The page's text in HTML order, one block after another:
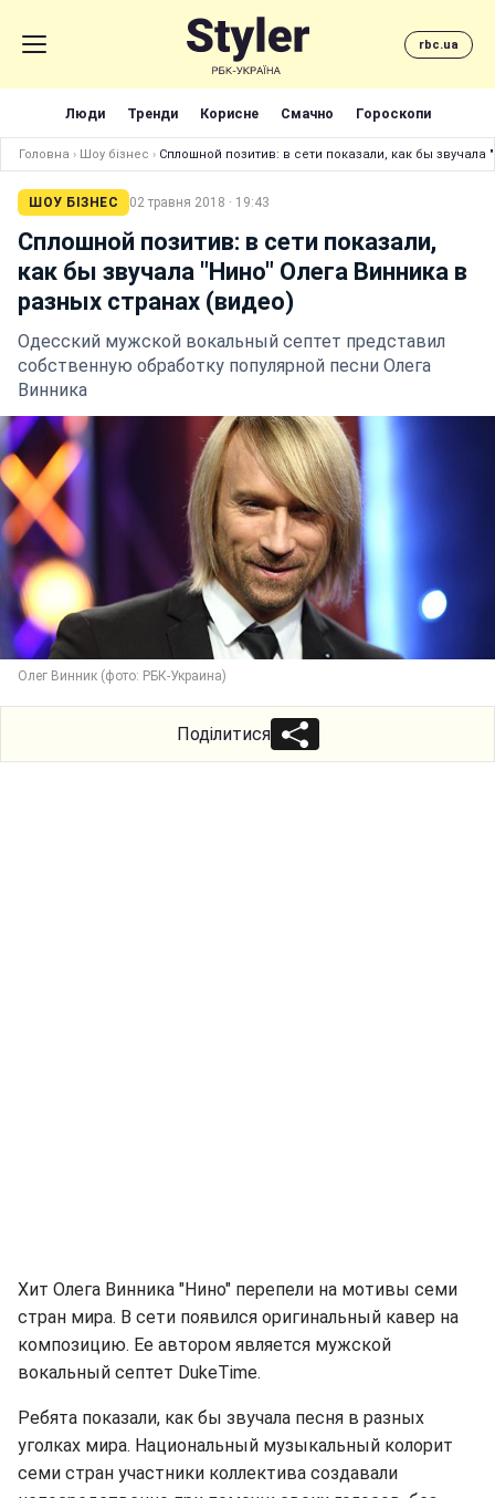
rbc.ua
Люди Тренди Корисне Смачно Гороскопи
Головна › Шоу бізнес › Сплошной позитив: в сети показали, как бы
ШОУ БІЗНЕС 02 травня 2018 · 19:43
Сплошной позитив: в сети показали,
как бы звучала "Нино" Олега Винника в
разных странах (видео)
Одесский мужской вокальный септет представил
собственную обработку популярной песни Олега
Винника
Олег Винник (фото: РБК-Украина)
Поділитися
Хит Олега Винника "Нино" перепели на мотивы семи
стран мира. В сети появился оригинальный кавер на
композицию. Ее автором является мужской
вокальный септет DukeTime.
Ребята показали, как бы звучала песня в разных
уголках мира. Национальный музыкальный колорит
семи стран участники коллектива создавали